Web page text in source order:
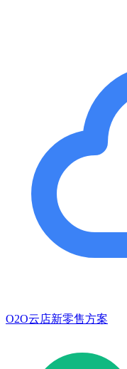
O2O云店新零售方案